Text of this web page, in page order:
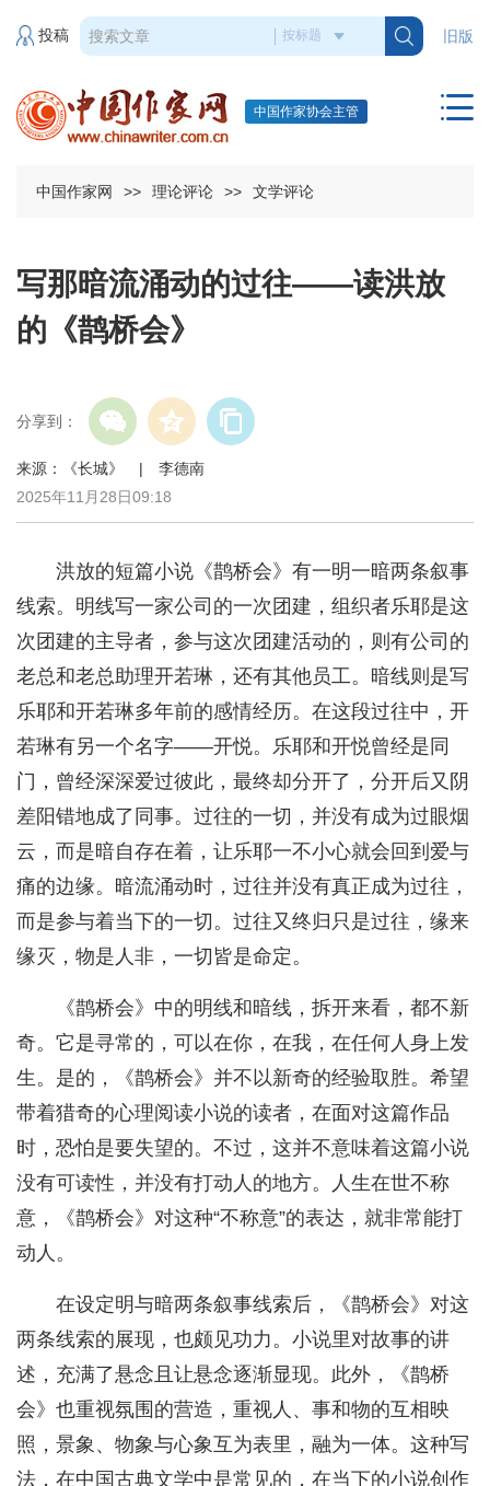
旧版
投稿
中国作家协会主管
中国作家网 >> 理论评论 >> 文学评论
写那暗流涌动的过往——读洪放
的《鹊桥会》
分享到：
来源：《长城》 | 李德南
2025年11月28日09:18
洪放的短篇小说《鹊桥会》有一明一暗两条叙事
线索。明线写一家公司的一次团建，组织者乐耶是这
次团建的主导者，参与这次团建活动的，则有公司的
老总和老总助理开若琳，还有其他员工。暗线则是写
乐耶和开若琳多年前的感情经历。在这段过往中，开
若琳有另一个名字——开悦。乐耶和开悦曾经是同
门，曾经深深爱过彼此，最终却分开了，分开后又阴
差阳错地成了同事。过往的一切，并没有成为过眼烟
云，而是暗自存在着，让乐耶一不小心就会回到爱与
痛的边缘。暗流涌动时，过往并没有真正成为过往，
而是参与着当下的一切。过往又终归只是过往，缘来
缘灭，物是人非，一切皆是命定。
《鹊桥会》中的明线和暗线，拆开来看，都不新
奇。它是寻常的，可以在你，在我，在任何人身上发
生。是的，《鹊桥会》并不以新奇的经验取胜。希望
带着猎奇的心理阅读小说的读者，在面对这篇作品
时，恐怕是要失望的。不过，这并不意味着这篇小说
没有可读性，并没有打动人的地方。人生在世不称
意，《鹊桥会》对这种“不称意”的表达，就非常能打
动人。
在设定明与暗两条叙事线索后，《鹊桥会》对这
两条线索的展现，也颇见功力。小说里对故事的讲
述，充满了悬念且让悬念逐渐显现。此外，《鹊桥
会》也重视氛围的营造，重视人、事和物的互相映
照，景象、物象与心象互为表里，融为一体。这种写
法，在中国古典文学中是常见的，在当下的小说创作